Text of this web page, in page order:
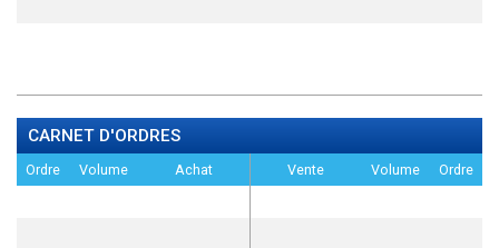
CARNET D'ORDRES
Ordre Volume Achat Vente Volume Ordre